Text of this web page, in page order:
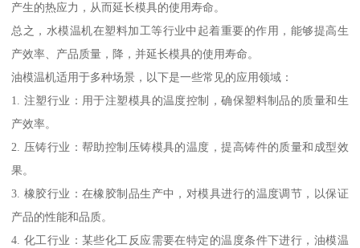
产生的热应力，从而延长模具的使用寿命。
总之，水模温机在塑料加工等行业中起着重要的作用，能够提高生
产效率、产品质量，降，并延长模具的使用寿命。
油模温机适用于多种场景，以下是一些常见的应用领域：
1. 注塑行业：用于注塑模具的温度控制，确保塑料制品的质量和生
产效率。
2. 压铸行业：帮助控制压铸模具的温度，提高铸件的质量和成型效
果。
3. 橡胶行业：在橡胶制品生产中，对模具进行的温度调节，以保证
产品的性能和品质。
4. 化工行业：某些化工反应需要在特定的温度条件下进行，油模温